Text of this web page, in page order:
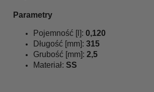
Parametry
Pojemność [l]: 0,120
Długość [mm]: 315
Grubość [mm]: 2,5
Materiał: SS